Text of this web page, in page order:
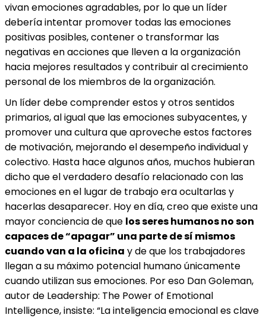
vivan emociones agradables, por lo que un líder
debería intentar promover todas las emociones
positivas posibles, contener o transformar las
negativas en acciones que lleven a la organización
hacia mejores resultados y contribuir al crecimiento
personal de los miembros de la organización.
Un líder debe comprender estos y otros sentidos
primarios, al igual que las emociones subyacentes, y
promover una cultura que aproveche estos factores
de motivación, mejorando el desempeño individual y
colectivo. Hasta hace algunos años, muchos hubieran
dicho que el verdadero desafío relacionado con las
emociones en el lugar de trabajo era ocultarlas y
hacerlas desaparecer. Hoy en día, creo que existe una
mayor conciencia de que los seres humanos no son
capaces de “apagar” una parte de sí mismos
cuando van a la oficina y de que los trabajadores
llegan a su máximo potencial humano únicamente
cuando utilizan sus emociones. Por eso Dan Goleman,
autor de Leadership: The Power of Emotional
Intelligence, insiste: “La inteligencia emocional es clave